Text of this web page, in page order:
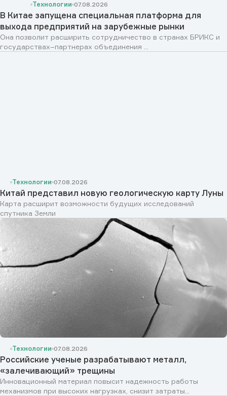
Технологии 07.08.2026
В Китае запущена специальная платформа для
выхода предприятий на зарубежные рынки
Она позволит расширить сотрудничество в странах БРИКС и
государствах–партнерах объединения ...
Технологии 07.08.2026
Китай представил новую геологическую карту Луны
Карта расширит возможности будущих исследований
спутника Земли
Технологии 07.08.2026
Российские ученые разрабатывают металл,
«залечивающий» трещины
Инновационный материал повысит надежность работы
механизмов при высоких нагрузках, снизит затраты...